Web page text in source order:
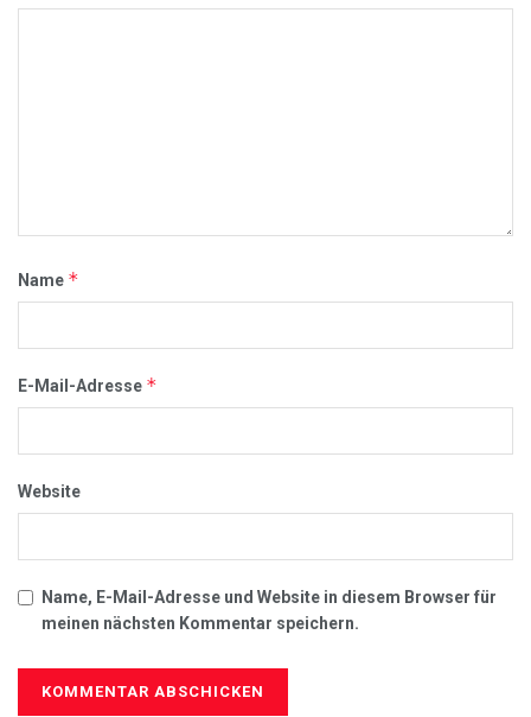
Name *
E-Mail-Adresse *
Website
Name, E-Mail-Adresse und Website in diesem Browser für
meinen nächsten Kommentar speichern.